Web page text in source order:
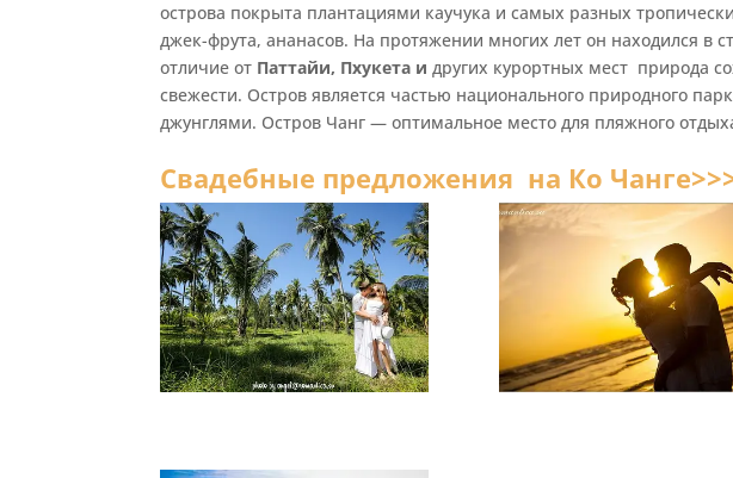
острова покрыта плантациями каучука и самых разных
джек-фрута, ананасов. На протяжении многих лет он находился в
отличие от Паттайи, Пхукета идругих курортных мест природа
свежести. Остров является частью национального природного
джунглями. Остров Чанг — оптимальное место для пляжного
Свадебные предложения на Ко